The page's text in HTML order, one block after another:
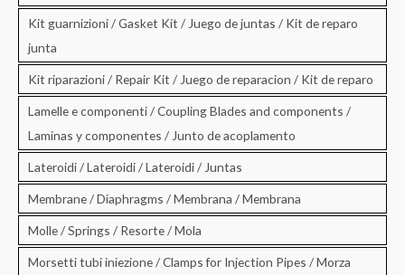
Kit guarnizioni / Gasket Kit / Juego de juntas / Kit de reparo
junta
Kit riparazioni / Repair Kit / Juego de reparacion / Kit de reparo
Lamelle e componenti / Coupling Blades and components /
Laminas y componentes / Junto de acoplamento
Lateroidi / Lateroidi / Lateroidi / Juntas
Membrane / Diaphragms / Membrana / Membrana
Molle / Springs / Resorte / Mola
Morsetti tubi iniezione / Clamps for Injection Pipes / Morza